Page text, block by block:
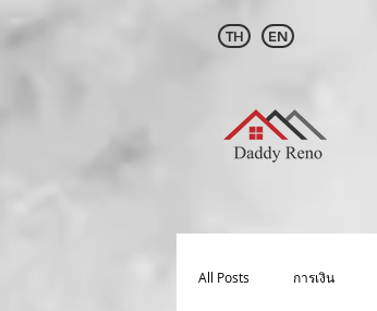
All Posts การเงิน
TH EN